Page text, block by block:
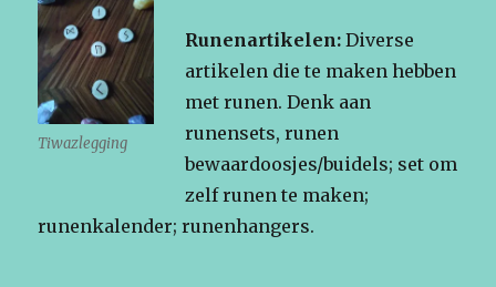
Tiwazlegging
Runenartikelen: Diverse
artikelen die te maken hebben
met runen. Denk aan
runensets, runen
bewaardoosjes/buidels; set om
zelf runen te maken;
runenkalender; runenhangers.